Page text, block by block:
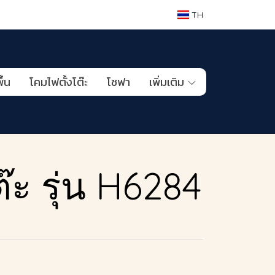
TH
น โคมไฟตั้งโต๊ะ โซฟา เพิ่มเติม
รุ่น H6284